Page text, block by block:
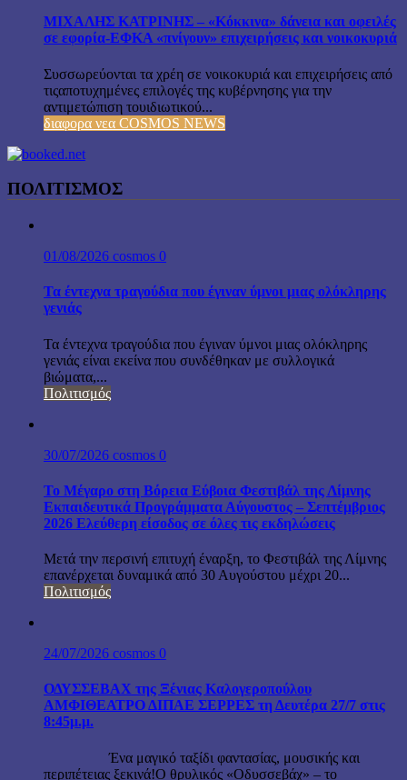
ΜΙΧΑΛΗΣ ΚΑΤΡΙΝΗΣ – «Κόκκινα» δάνεια και οφειλές
σε εφορία-ΕΦΚΑ «πνίγουν» επιχειρήσεις και νοικοκυριά
Συσσωρεύονται τα χρέη σε νοικοκυριά και επιχειρήσεις από
τιςαποτυχημένες επιλογές της κυβέρνησης για την
αντιμετώπιση τουιδιωτικού...
διαφορα νεα COSMOS NEWS
ΠΟΛΙΤΙΣΜΟΣ
01/08/2026 cosmos 0
Τα έντεχνα τραγούδια που έγιναν ύμνοι μιας ολόκληρης
γενιάς
Τα έντεχνα τραγούδια που έγιναν ύμνοι μιας ολόκληρης
γενιάς είναι εκείνα που συνδέθηκαν με συλλογικά
βιώματα,...
Πολιτισμός
30/07/2026 cosmos 0
Το Μέγαρο στη Βόρεια Εύβοια Φεστιβάλ της Λίμνης
Εκπαιδευτικά Προγράμματα Αύγουστος – Σεπτέμβριος
2026 Ελεύθερη είσοδος σε όλες τις εκδηλώσεις
Μετά την περσινή επιτυχή έναρξη, το Φεστιβάλ της Λίμνης
επανέρχεται δυναμικά από 30 Αυγούστου μέχρι 20...
Πολιτισμός
24/07/2026 cosmos 0
ΟΔΥΣΣΕΒΑΧ της Ξένιας Καλογεροπούλου
ΑΜΦΙΘΕΑΤΡΟ ΔΙΠΑΕ ΣΕΡΡΕΣ τη Δευτέρα 27/7 στις
8:45μ.μ.
Ένα μαγικό ταξίδι φαντασίας, μουσικής και
περιπέτειας ξεκινά!Ο θρυλικός «Οδυσσεβάχ» – το